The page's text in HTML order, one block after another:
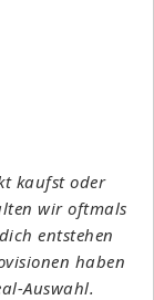
kaufst oder
wir oftmals
entstehen
haben
Auswahl.